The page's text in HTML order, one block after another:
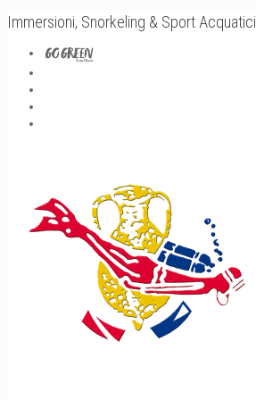
Immersioni, Snorkeling & Sport Acquatici